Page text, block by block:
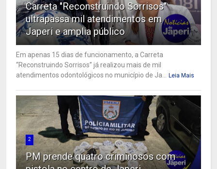
Carreta "Reconstruindo Sorrisos"
ultrapassa mil atendimentos em
Japeri e amplia público
Em apenas 15 dias de funcionamento, a Carreta
“Reconstruindo Sorrisos” já realizou mais de mil
atendimentos odontológicos no município de Ja...
Leia Mais
2
PM prende quatro criminosos com